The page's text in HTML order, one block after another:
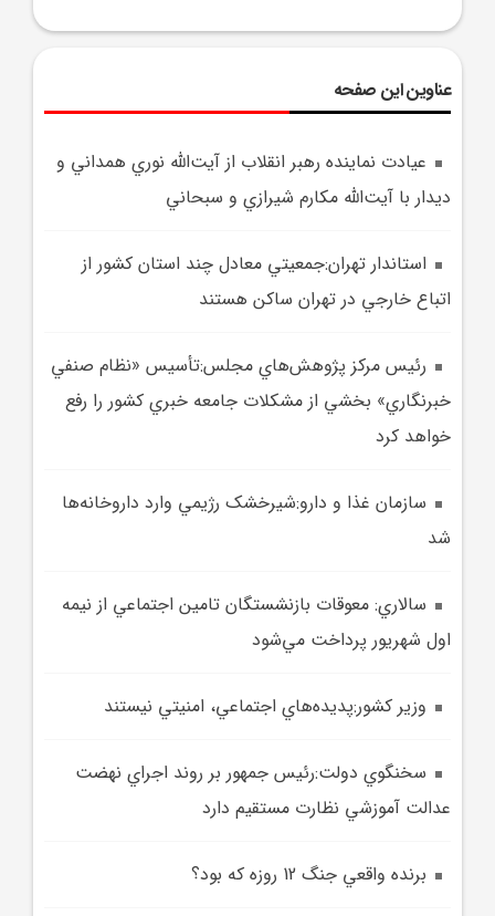
عناوین این صفحه
عيادت نماينده رهبر انقلاب از آيت‌الله نوري همداني و
ديدار با آيت‌الله مکارم شيرازي و سبحاني
استاندار تهران:جمعيتي معادل چند استان‌ کشور از
اتباع خارجي در تهران ساکن هستند
رئيس مرکز پژوهش‌هاي مجلس:تأسيس «نظام صنفي
خبرنگاري» بخشي از مشکلات جامعه خبري کشور را رفع
خواهد کرد
سازمان غذا و دارو:شيرخشک رژيمي وارد داروخانه‌ها
شد
سالاري: معوقات بازنشستگان تامين اجتماعي از نيمه
اول شهريور پرداخت مي‌شود
وزير کشور:پديده‌هاي اجتماعي، امنيتي نيستند
سخنگوي دولت:رئيس جمهور بر روند اجراي نهضت
عدالت آموزشي نظارت مستقيم دارد
برنده واقعي جنگ 12 روزه که بود؟